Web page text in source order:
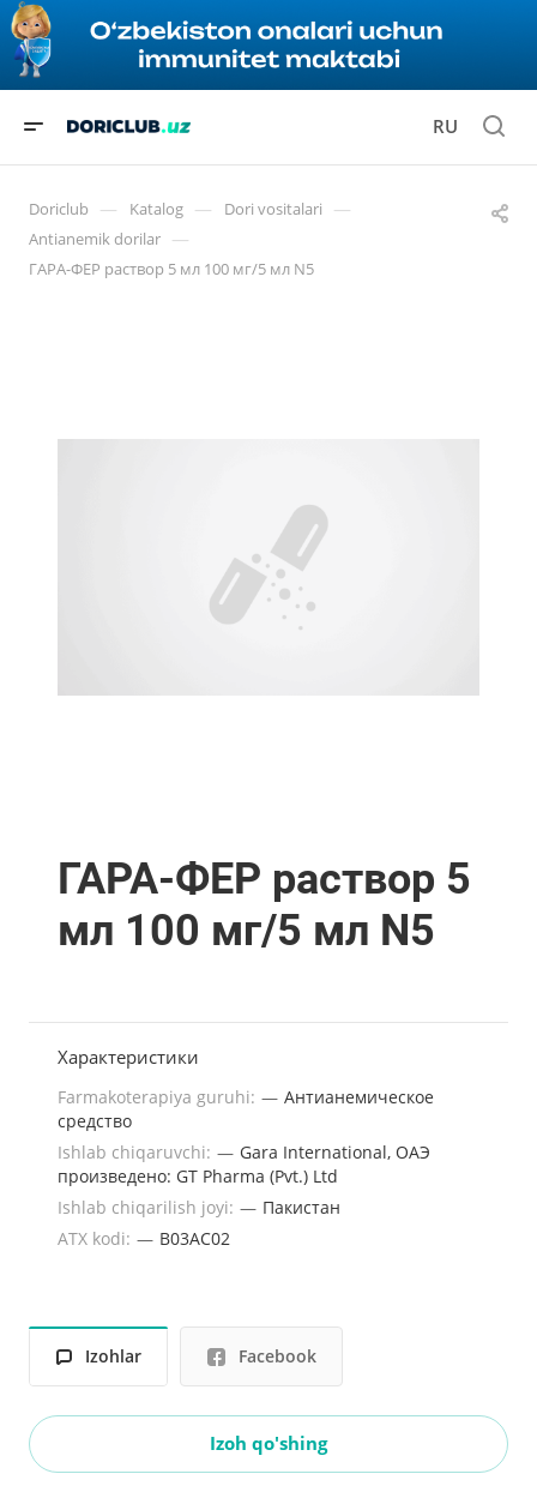
RU
Doriclub — Katalog — Dori vositalari —
Antianemik dorilar —
ГАРА-ФЕР раствор 5 мл 100 мг/5 мл N5
ГАРА-ФЕР раствор 5
мл 100 мг/5 мл N5
Характеристики
Farmakoterapiya guruhi: — Антианемическое
средство
Ishlab chiqaruvchi: — Gara International, ОАЭ
произведено: GT Pharma (Pvt.) Ltd
Ishlab chiqarilish joyi: — Пакистан
ATX kodi: — B03AC02
Izohlar Facebook
Izoh qo'shing